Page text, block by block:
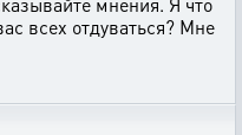
всех отдуваться? Мне